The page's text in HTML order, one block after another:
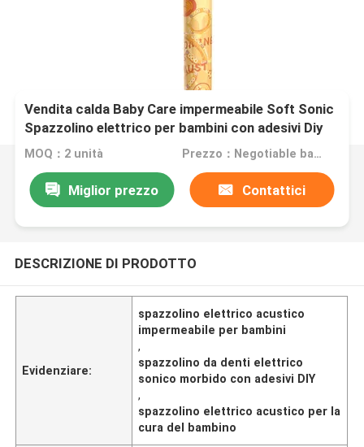
Vendita calda Baby Care impermeabile Soft Sonic
Spazzolino elettrico per bambini con adesivi Diy
MOQ：2 unità Prezzo：Negotiable based on order lot quantity
Miglior prezzo Contattici
DESCRIZIONE DI PRODOTTO
Evidenziare:
spazzolino elettrico acustico
impermeabile per bambini
,
spazzolino da denti elettrico
sonico morbido con adesivi DIY
,
spazzolino elettrico acustico per la
cura del bambino